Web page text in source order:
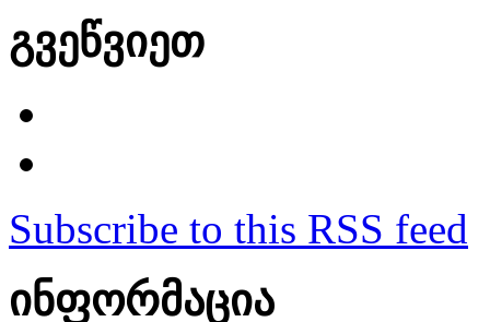
გვეწვიეთ
Subscribe to this RSS feed
ინფორმაცია